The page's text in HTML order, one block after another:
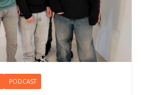
PODCAST